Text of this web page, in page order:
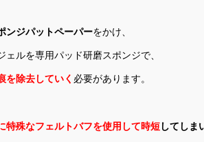
ンジパットペーパーをかけ、
ルを専用パッド研磨スポンジで、
を除去していく 必要があります。
特殊なフェルトバフを使用して時短してしま